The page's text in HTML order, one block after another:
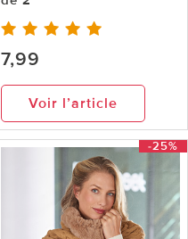
7,99
Voir l’article
-25%